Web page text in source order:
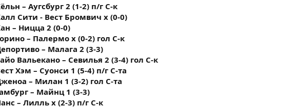
– Аугсбург 2 (1-2) п/г С-к
Сити - Вест Бромвич х (0-0)
– Ницца 2 (0-0)
– Палермо х (0-2) гол С-к
– Малага 2 (3-3)
Вальекано – Севилья 2 (3-4) гол С-к
Хэм – Суонси 1 (5-4) п/г С-та
– Милан 1 (3-2) гол С-та
– Майнц 1 (3-3)
– Лилль х (2-3) п/г С-к